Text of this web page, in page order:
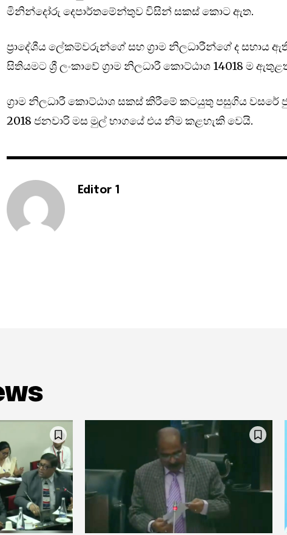
මිනින්දෝරු දෙපාර්තමේන්තුව විසින් සකස් කොට ඇත.
ප්‍රාදේශීය ලේකම්වරුන්ගේ සහ ග්‍රාම නිලධාරීන්ගේ ද
සිතියමට ශ්‍රී ලංකාවේ ග්‍රාම නිලධාරී කොට්ඨාශ 14018 ම
ග්‍රාම නිලධාරී කොට්ඨාශ සකස් කිරීමේ කටයුතු පසුගිය වසරේ
2018 ජනවාරි මස මුල් භාගයේ එය නිම කළහැකි වෙයි.
Editor 1